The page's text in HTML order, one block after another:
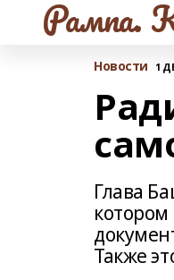
Рампа.
Новости 1
Глава
Также